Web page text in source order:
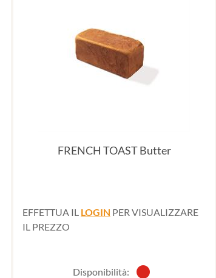
FRENCH TOAST Butter
EFFETTUA IL LOGIN PER VISUALIZZARE
IL PREZZO
Disponibilità: